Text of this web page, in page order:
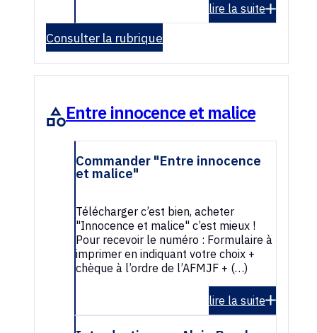
lire la suite
Consulter la rubrique
Entre innocence et malice
Commander "Entre innocence
et malice"
Télécharger c’est bien, acheter
"Innocence et malice" c’est mieux !
Pour recevoir le numéro : Formulaire à
imprimer en indiquant votre choix +
chèque à l’ordre de l’AFMJF + (…)
lire la suite